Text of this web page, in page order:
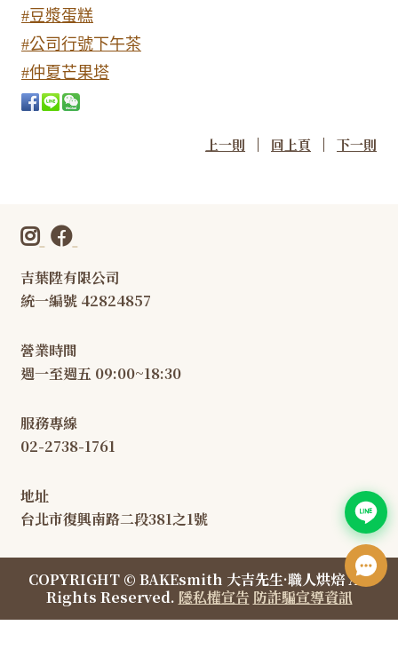
#豆漿蛋糕
#公司行號下午茶
#仲夏芒果塔
上一則 | 回上頁 |下一則
吉葉陞有限公司
統一編號 42824857
營業時間
週一至週五 09:00~18:30
服務專線
02-2738-1761
地址
台北市復興南路二段381之1號
COPYRIGHT © BAKEsmith 大吉先生·職人烘焙 All
Rights Reserved. 隱私權宣告 防詐騙宣導資訊